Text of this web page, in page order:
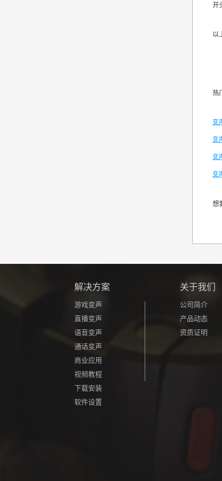
开
以
热
变
变
变
变
想
解决方案
游戏变声
直播变声
语音变声
通话变声
商业应用
视频教程
下载安装
软件设置
关于我们
公司简介
产品动态
资质证明